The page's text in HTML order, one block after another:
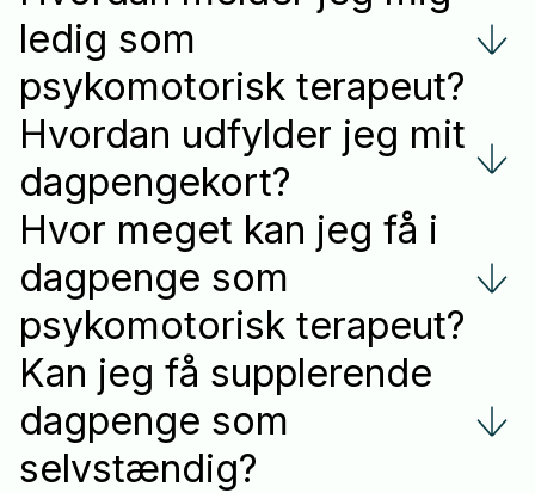
ledig som
psykomotorisk terapeut?
Hvordan udfylder jeg mit
dagpengekort?
Hvor meget kan jeg få i
dagpenge som
psykomotorisk terapeut?
Kan jeg få supplerende
dagpenge som
selvstændig?